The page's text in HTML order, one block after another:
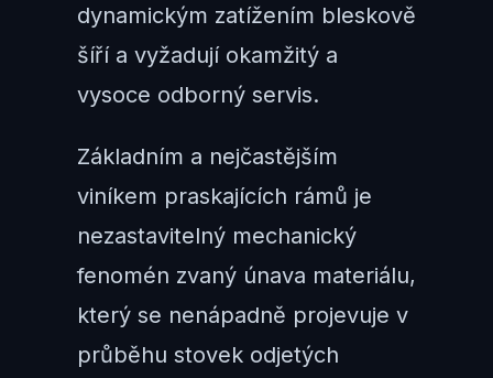
dynamickým zatížením bleskově
šíří a vyžadují okamžitý a
vysoce odborný servis.
Základním a nejčastějším
viníkem praskajících rámů je
nezastavitelný mechanický
fenomén zvaný únava materiálu,
který se nenápadně projevuje v
průběhu stovek odjetých